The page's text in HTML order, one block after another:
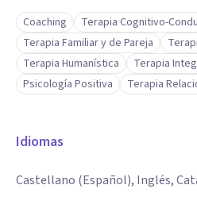
Coaching Terapia Cognitivo-
Terapia Familiar y de Pareja
Terapia Humanística
Terapia
Psicología Positiva
Terapia
Idiomas
Castellano (Español), Inglés,